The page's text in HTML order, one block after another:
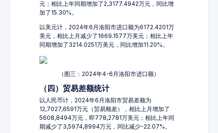
元；相比上年同期增加了2,3177.4942万元，同比增
加了15.30%。
以美元计，2024年6月洛阳市进口额为6172.4201万
美元，相比上月减少了1669.1577万美元；相比上年
同期增加了3214.0251万美元，同比增加11.20%。
（图三：2024年4-6月洛阳市进口额）
（四）贸易差额统计
以人民币计，2024年6月洛阳市贸易差额为
12,7027,6591万元（贸易顺差），相比上月增加了
5608,8494万元，即778,2781万美元；相比上年同
期减少了3,5974,8994万元，同比减少-22.07%。